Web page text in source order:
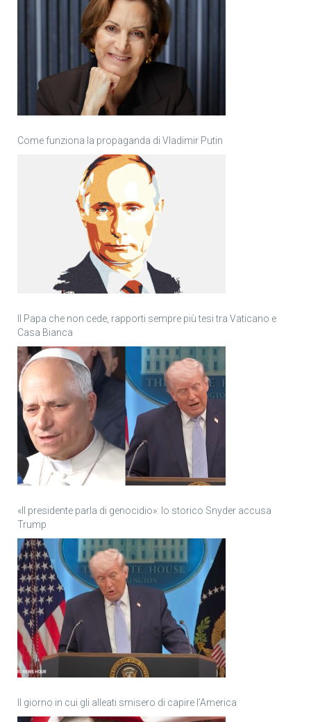
Come funziona la propaganda di Vladimir Putin
Il Papa che non cede, rapporti sempre più tesi tra Vaticano e
Casa Bianca
«Il presidente parla di genocidio»: lo storico Snyder accusa
Trump
Il giorno in cui gli alleati smisero di capire l’America